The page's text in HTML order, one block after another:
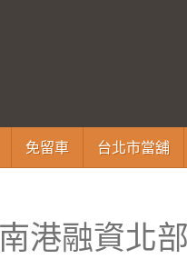
免留車 台北市當舖
南港融資北